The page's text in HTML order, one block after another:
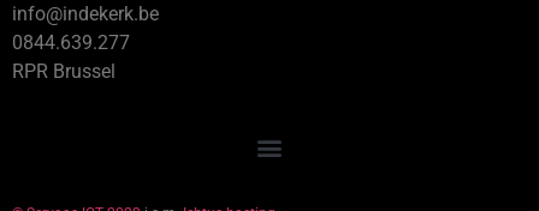
info@indekerk.be
0844.639.277
RPR Brussel